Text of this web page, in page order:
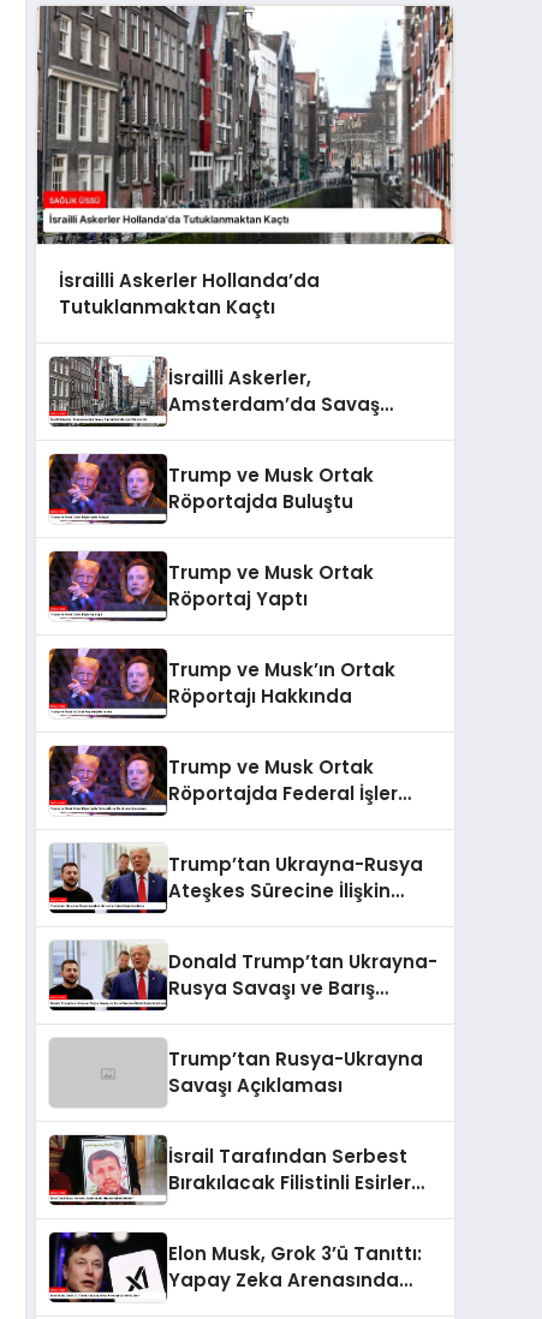
İsrailli Askerler Hollanda’da
Tutuklanmaktan Kaçtı
İsrailli Askerler,
Amsterdam’da Savaş
Trump ve Musk Ortak
Röportajda Buluştu
Trump ve Musk Ortak
Röportaj Yaptı
Trump ve Musk’ın Ortak
Röportajı Hakkında
Trump ve Musk Ortak
Röportajda Federal İşler
Trump’tan Ukrayna-Rusya
Ateşkes Sürecine İlişkin
Donald Trump’tan Ukrayna-
Rusya Savaşı ve Barış
Trump’tan Rusya-Ukrayna
Savaşı Açıklaması
İsrail Tarafından Serbest
Bırakılacak Filistinli Esirler
Elon Musk, Grok 3’ü Tanıttı:
Yapay Zeka Arenasında